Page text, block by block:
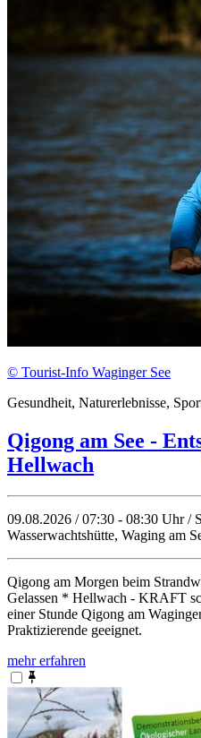
© Tourist-Info Waginger See
Gesundheit, Naturerlebnisse,
Qigong am See -
Hellwach
09.08.2026 / 07:30 - 08:30 Uhr /
Wasserwachtshütte, Waging am
Qigong am Morgen beim
Gelassen * Hellwach - KRAFT
einer Stunde Qigong am
Praktizierende geeignet.
mehr erfahren